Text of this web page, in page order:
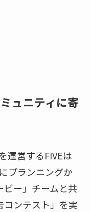
ュニティに寄
運営するFIVEは
プランニングか
ビー」チームと共
ンテスト」を実